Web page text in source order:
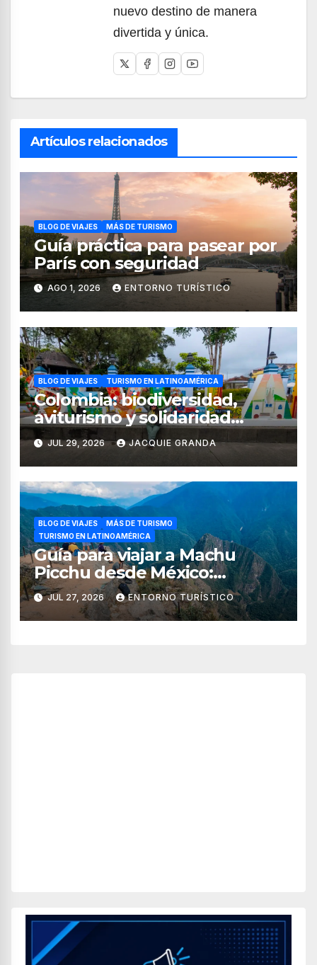
nuevo destino de manera
divertida y única.
Artículos relacionados
BLOG DE VIAJES MÁS DE TURISMO
Guía práctica para pasear por
París con seguridad
AGO 1, 2026 ENTORNO TURÍSTICO
BLOG DE VIAJES TURISMO EN LATINOAMÉRICA
Colombia: biodiversidad,
aviturismo y solidaridad
digital en el Quindío y Valle
del Cauca
JUL 29, 2026 JACQUIE GRANDA
BLOG DE VIAJES
MÁS DE TURISMO
TURISMO EN LATINOAMÉRICA
Guía para viajar a Machu
Picchu desde México:
tiempos, rutas, itinerario y
consejos esenciales
JUL 27, 2026 ENTORNO TURÍSTICO